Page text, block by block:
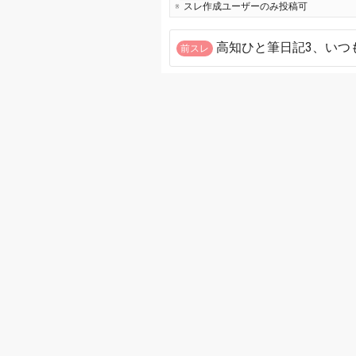
スレ作成ユーザーのみ投稿可
前スレ 高知ひと筆日記3、いつ